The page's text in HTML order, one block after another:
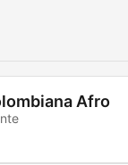
Afro